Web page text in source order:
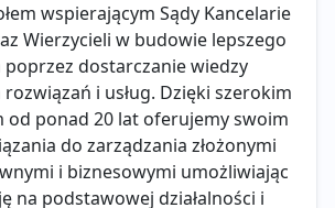
wspierającym Sądy Kancelarie
Wierzycieli w budowie lepszego
poprzez dostarczanie wiedzy
i usług. Dzięki szerokim
od ponad 20 lat oferujemy swoim
do zarządzania złożonymi
i biznesowymi umożliwiając
na podstawowej działalności i